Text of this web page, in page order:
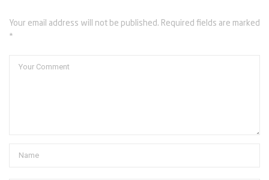
Your email address will not be published. Required fields are marked
*